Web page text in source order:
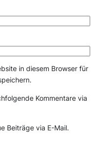
in diesem Browser für
Kommentare via
Beiträge via E-Mail.